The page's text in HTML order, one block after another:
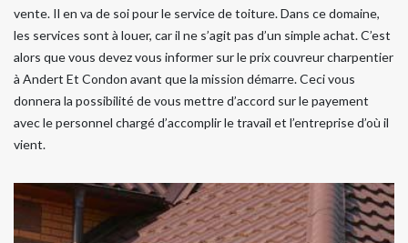
vente. Il en va de soi pour le service de toiture. Dans ce domaine,
les services sont à louer, car il ne s’agit pas d’un simple achat. C’est
alors que vous devez vous informer sur le prix couvreur charpentier
à Andert Et Condon avant que la mission démarre. Ceci vous
donnera la possibilité de vous mettre d’accord sur le payement
avec le personnel chargé d’accomplir le travail et l’entreprise d’où il
vient.